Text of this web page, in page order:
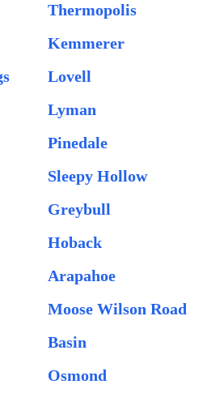
Thermopolis
Kemmerer
Lovell
Lyman
Pinedale
Sleepy Hollow
Greybull
Hoback
Arapahoe
Moose Wilson Road
Basin
Osmond